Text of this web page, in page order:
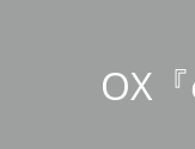
OX